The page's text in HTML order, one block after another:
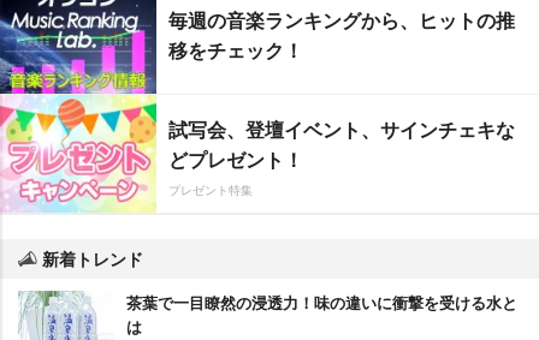
毎週の音楽ランキングから、ヒットの推
移をチェック！
試写会、登壇イベント、サインチェキな
どプレゼント！
プレゼント特集
新着トレンド
茶葉で一目瞭然の浸透力！味の違いに衝撃を受ける水と
は